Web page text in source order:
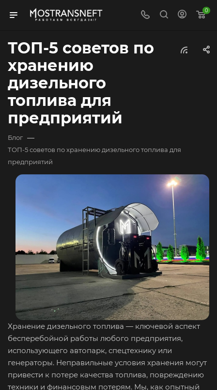
0
ТОП-5 советов по
хранению
дизельного
топлива для
предприятий
Блог —
ТОП-5 советов по хранению дизельного топлива для
предприятий
Хранение дизельного топлива — ключевой аспект
бесперебойной работы любого предприятия,
использующего автопарк, спецтехнику или
генераторы. Неправильные условия хранения могут
привести к потере качества топлива, повреждению
техники и финансовым потерям. Мы, как опытный